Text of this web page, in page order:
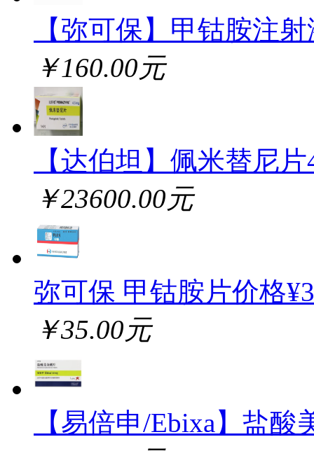
【弥可保】甲钴胺注
￥160.00元
【达伯坦】佩米替尼片
￥23600.00元
弥可保 甲钴胺片价格¥3
￥35.00元
【易倍申/Ebixa】盐酸